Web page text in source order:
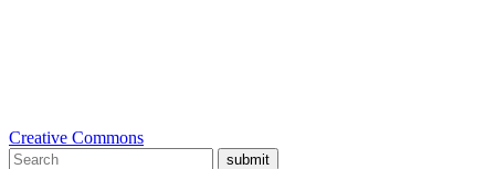
Creative Commons
submit